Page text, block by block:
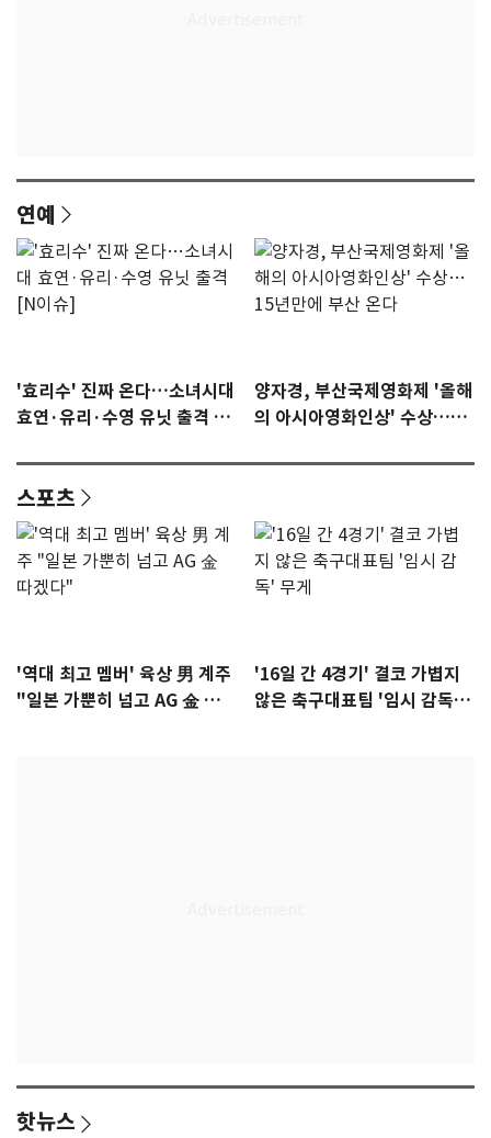
연예
'효리수' 진짜 온다…소녀시대
효연·유리·수영 유닛 출격 [N
양자경, 부산국제영화제 '올해
의 아시아영화인상' 수상…15
스포츠
'역대 최고 멤버' 육상 男 계주
"일본 가뿐히 넘고 AG 金 따겠
'16일 간 4경기' 결코 가볍지
않은 축구대표팀 '임시 감독'
핫뉴스